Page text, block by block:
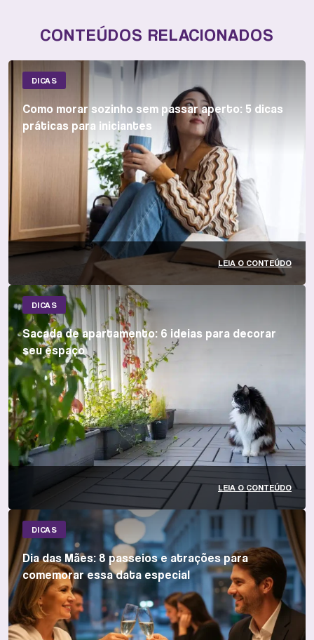
CONTEÚDOS RELACIONADOS
DICAS
Como morar sozinho sem passar aperto: 5 dicas
práticas para iniciantes
LEIA O CONTEÚDO
DICAS
Sacada de apartamento: 6 ideias para decorar
seu espaço
LEIA O CONTEÚDO
DICAS
Dia das Mães: 8 passeios e atrações para
comemorar essa data especial